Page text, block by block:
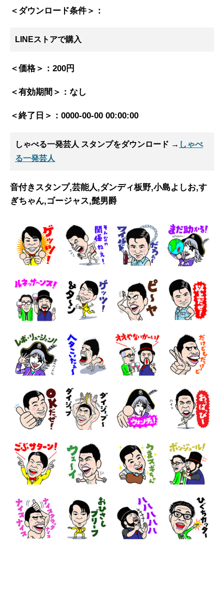
＜ダウンロード条件＞：
LINEストアで購入
＜価格＞： 200円
＜有効期間＞： なし
＜終了日＞： 0000-00-00 00:00:00
しゃべる一発芸人 スタンプをダウンロード → しゃべ
る一発芸人
音付きスタンプ,芸能人,ダンディ板野,小島よしお,す
ぎちゃん,ゴージャス,髭男爵